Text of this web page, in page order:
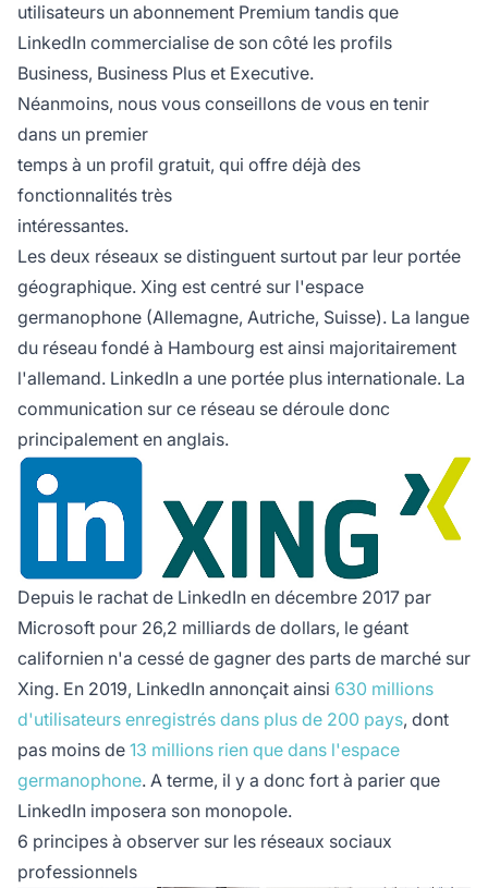
utilisateurs un abonnement Premium tandis que
LinkedIn commercialise de son côté les profils
Business, Business Plus et Executive.
Néanmoins, nous vous conseillons de vous en tenir
dans un premier
temps à un profil gratuit, qui offre déjà des
fonctionnalités très
intéressantes.
Les deux réseaux se distinguent surtout par leur portée
géographique. Xing est centré sur l'espace
germanophone (Allemagne, Autriche, Suisse). La langue
du réseau fondé à Hambourg est ainsi majoritairement
l'allemand. LinkedIn a une portée plus internationale. La
communication sur ce réseau se déroule donc
principalement en anglais.
Depuis le rachat de LinkedIn en décembre 2017 par
Microsoft pour 26,2 milliards de dollars, le géant
californien n'a cessé de gagner des parts de marché sur
Xing. En 2019, LinkedIn annonçait ainsi 630 millions
d'utilisateurs enregistrés dans plus de 200 pays, dont
pas moins de 13 millions rien que dans l'espace
germanophone. A terme, il y a donc fort à parier que
LinkedIn imposera son monopole.
6 principes à observer sur les réseaux sociaux
professionnels